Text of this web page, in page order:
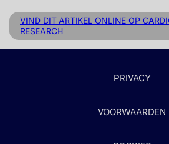
VIND DIT ARTIKEL ONLINE OP
RESEARCH
PRIVACY
VOORWAARDEN